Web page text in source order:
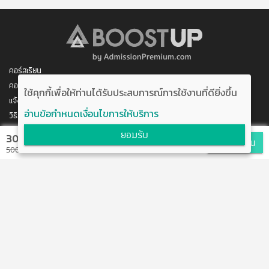
300 บาท
500 บาท สมัครเรียน
คอร์สเรียน
คอร์สของฉัน
แจ้งการชำระเงิน
วิธีสมัคร/ชำระเงิน
พัฒนาโดย บริษัท อัพบีน จำกัด
ใช้คุกกี้เพื่อให้ท่านได้รับประสบการณ์การใช้งานที่ดียิ่งขึ้น
อ่านข้อกำหนดเงื่อนไขการให้บริการ
ยอมรับ